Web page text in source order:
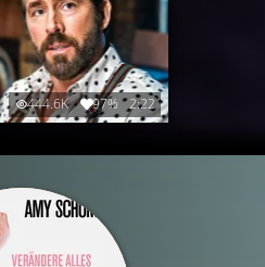
444.6K 97% 2:22